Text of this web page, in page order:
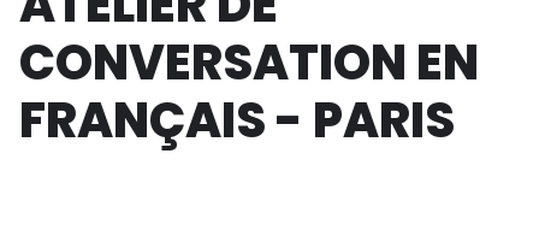
CONVERSATION EN
FRANÇAIS - PARIS